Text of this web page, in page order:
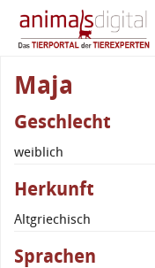
Maja
Geschlecht
weiblich
Herkunft
Altgriechisch
Sprachen